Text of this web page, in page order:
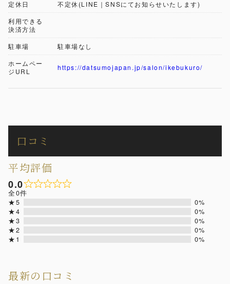
定休日
不定休(LINE｜SNSにてお知らせいたします)
利用できる
決済方法
駐車場
駐車場なし
ホームペー
ジURL
https://datsumojapan.jp/salon/ikebukuro/
口コミ
平均評価
0.0
全0件
★5
0%
★4
0%
★3
0%
★2
0%
★1
0%
最新の口コミ